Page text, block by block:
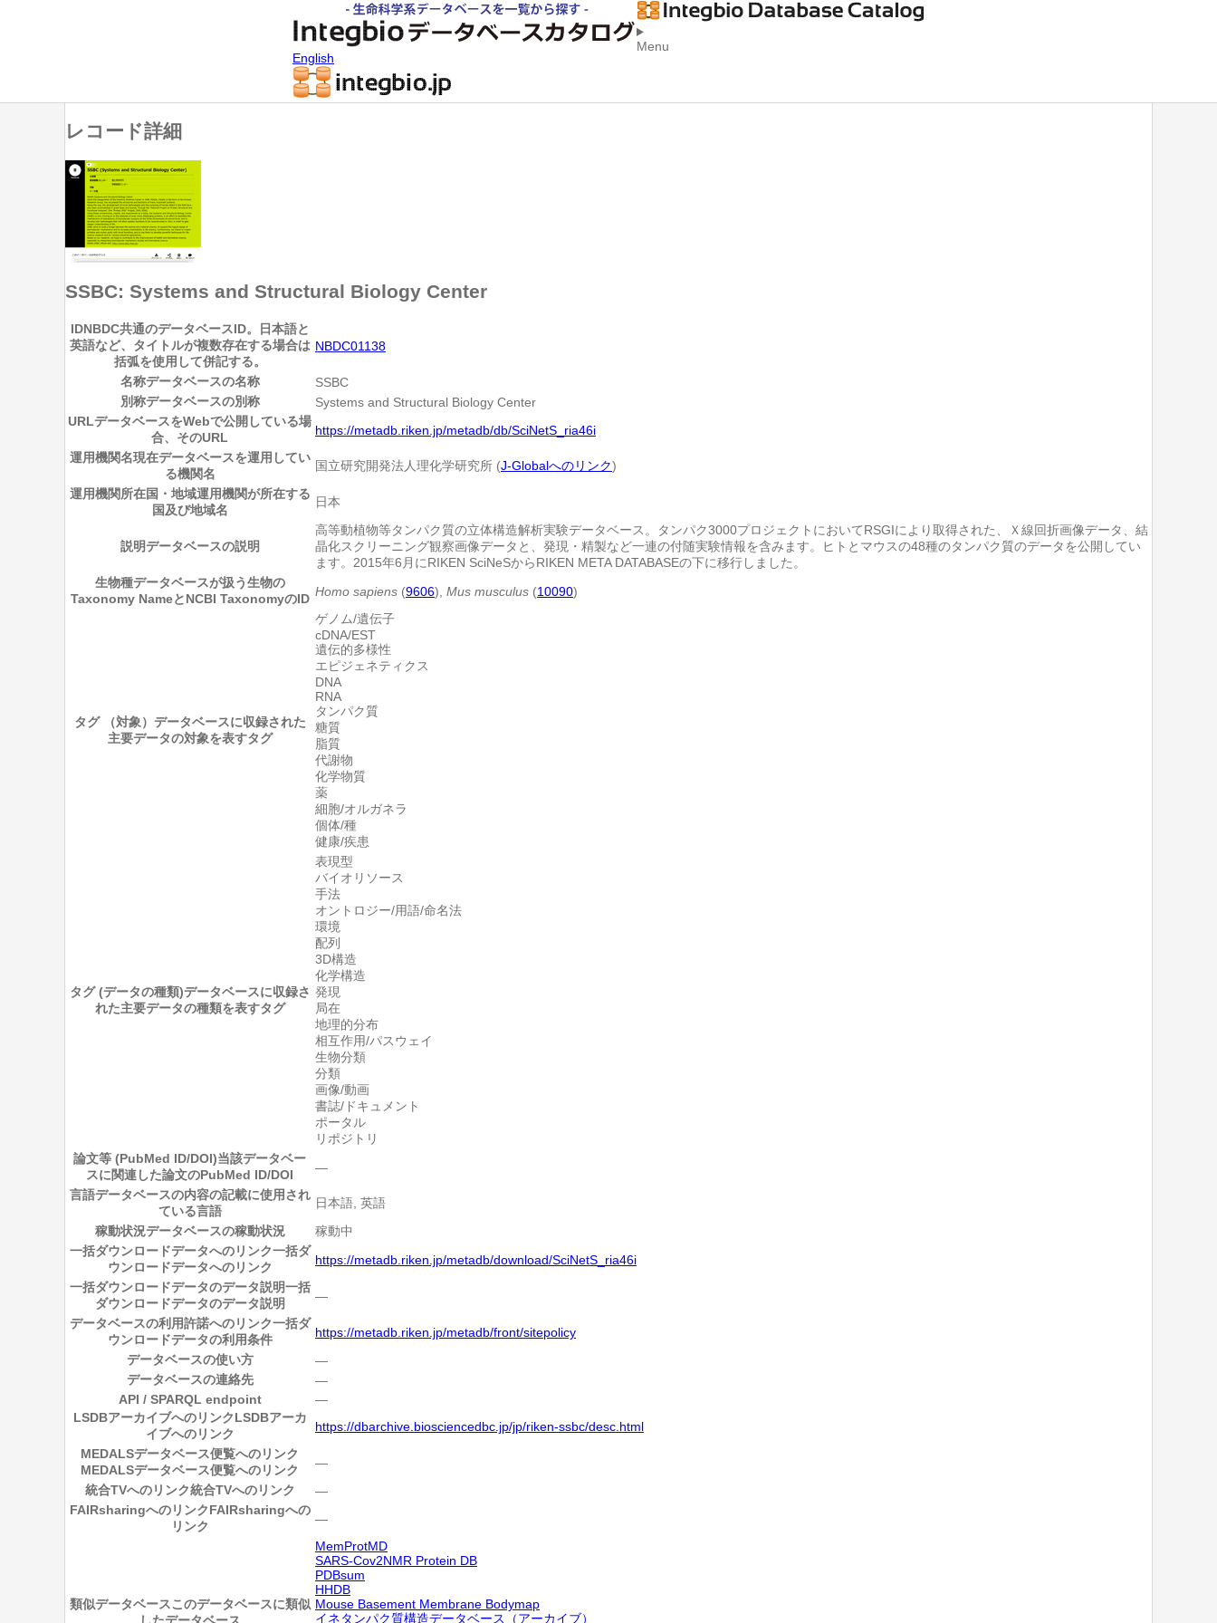
English
Menu
レコード詳細
SSBC: Systems and Structural Biology Center
IDNBDC共通のデータベースID。日本語と
英語など、タイトルが複数存在する場合は
括弧を使用して併記する。
NBDC01138
名称データベースの名称
SSBC
別称データベースの別称
Systems and Structural Biology Center
URLデータベースをWebで公開している場
合、そのURL
https://metadb.riken.jp/metadb/db/SciNetS_ria46i
運用機関名現在データベースを運用してい
る機関名
国立研究開発法人理化学研究所 (J-Globalへのリンク)
運用機関所在国・地域運用機関が所在する
国及び地域名
日本
説明データベースの説明
高等動植物等タンパク質の立体構造解析実験データベース。タンパク3000プロジェクトにおいてRSGIにより取得された、Ｘ線回折画像データ、結
晶化スクリーニング観察画像データと、発現・精製など一連の付随実験情報を含みます。ヒトとマウスの48種のタンパク質のデータを公開してい
ます。2015年6月にRIKEN SciNeSからRIKEN META DATABASEの下に移行しました。
生物種データベースが扱う生物の
Taxonomy NameとNCBI TaxonomyのID Homo sapiens (9606), Mus musculus (10090)
タグ （対象） データベースに収録された
主要データの対象を表すタグ
ゲノム/遺伝子
cDNA/EST
遺伝的多様性
エピジェネティクス
DNA
RNA
タンパク質
糖質
脂質
代謝物
化学物質
薬
細胞/オルガネラ
個体/種
健康/疾患
タグ (データの種類)データベースに収録さ
れた主要データの種類を表すタグ
表現型
バイオリソース
手法
オントロジー/用語/命名法
環境
配列
3D構造
化学構造
発現
局在
地理的分布
相互作用/パスウェイ
生物分類
分類
画像/動画
書誌/ドキュメント
ポータル
リポジトリ
論文等 (PubMed ID/DOI)当該データベー
スに関連した論文のPubMed ID/DOI
―
言語データベースの内容の記載に使用され
ている言語
日本語, 英語
稼動状況データベースの稼動状況
稼動中
一括ダウンロードデータへのリンク一括ダ
ウンロードデータへのリンク
https://metadb.riken.jp/metadb/download/SciNetS_ria46i
一括ダウンロードデータのデータ説明一括
ダウンロードデータのデータ説明
―
データベースの利用許諾へのリンク一括ダ
ウンロードデータの利用条件
https://metadb.riken.jp/metadb/front/sitepolicy
データベースの使い方
―
データベースの連絡先
―
API / SPARQL endpoint
―
LSDBアーカイブへのリンクLSDBアーカ
イブへのリンク
https://dbarchive.biosciencedbc.jp/jp/riken-ssbc/desc.html
MEDALSデータベース便覧へのリンク
MEDALSデータベース便覧へのリンク
―
統合TVへのリンク統合TVへのリンク
―
FAIRsharingへのリンクFAIRsharingへの
リンク
―
類似データベースこのデータベースに類似
したデータベース
MemProtMD
SARS-Cov2NMR Protein DB
PDBsum
HHDB
Mouse Basement Membrane Bodymap
イネタンパク質構造データベース（アーカイブ）